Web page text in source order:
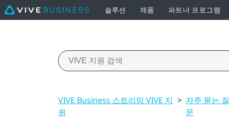
솔루션 제품 파트너 프로그램
VIVE Business 스트리밍 VIVE 지
원
> 자주 묻는 질
문